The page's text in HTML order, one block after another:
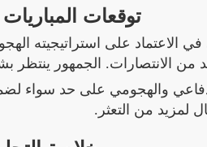
توقعات المباريات
الاعتماد على استراتيجيته
من الانتصارات. الجمهور ينتظر
والهجومي على حد سواء
لمزيد من التعثر.